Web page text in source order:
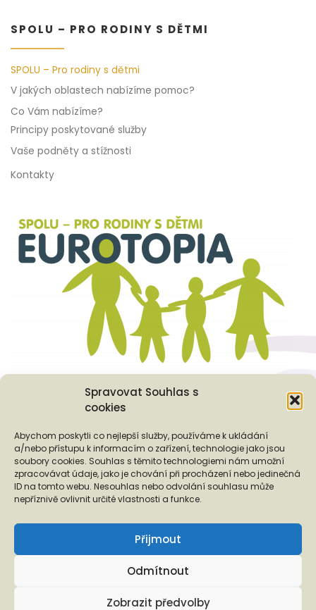
Spravovat Souhlas s
cookies
Abychom poskytli co nejlepší služby, používáme k ukládání
a/nebo přístupu k informacím o zařízení, technologie jako jsou
soubory cookies. Souhlas s těmito technologiemi nám umožní
zpracovávat údaje, jako je chování při procházení nebo jedinečná
ID na tomto webu. Nesouhlas nebo odvolání souhlasu může
nepříznivě ovlivnit určité vlastnosti a funkce.
Přijmout
Odmítnout
Zobrazit předvolby
SPOLU – PRO RODINY S DĚTMI
SPOLU – Pro rodiny s dětmi
V jakých oblastech nabízíme pomoc?
Co Vám nabízíme?
Principy poskytované služby
Vaše podněty a stížnosti
Kontakty
Podporují nás...
❬ ❭